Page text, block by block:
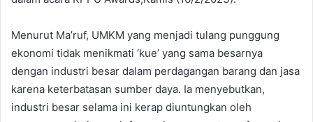
Menurut Ma’ruf, UMKM yang menjadi tulang punggung
ekonomi tidak menikmati ‘kue’ yang sama besarnya
dengan industri besar dalam perdagangan barang dan jasa
karena keterbatasan sumber daya. Ia menyebutkan,
industri besar selama ini kerap diuntungkan oleh